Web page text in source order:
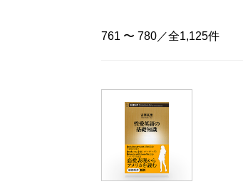
761 〜 780／全1,125件